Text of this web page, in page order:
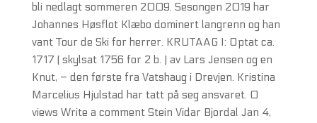
bli nedlagt sommeren 2009. Sesongen 2019 har
Johannes Høsflot Klæbo dominert langrenn og han
vant Tour de Ski for herrer. KRUTAAG I: Optat ca.
1717 ( skylsat 1756 for 2 b. ) av Lars Jensen og en
Knut, – den første fra Vatshaug i Drevjen. Kristina
Marcelius Hjulstad har tatt på seg ansvaret. 0
views Write a comment Stein Vidar Bjordal Jan 4,